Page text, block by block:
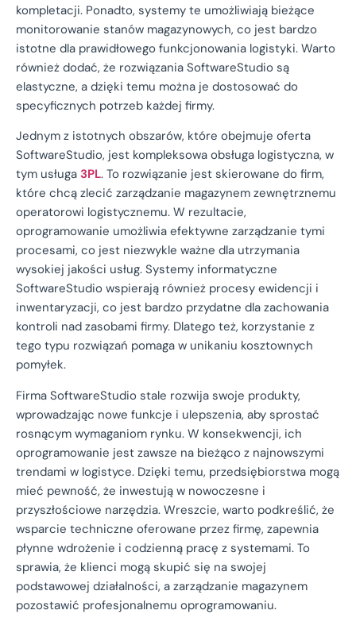
kompletacji. Ponadto, systemy te umożliwiają bieżące
monitorowanie stanów magazynowych, co jest bardzo
istotne dla prawidłowego funkcjonowania logistyki. Warto
również dodać, że rozwiązania SoftwareStudio są
elastyczne, a dzięki temu można je dostosować do
specyficznych potrzeb każdej firmy.
Jednym z istotnych obszarów, które obejmuje oferta
SoftwareStudio, jest kompleksowa obsługa logistyczna, w
tym usługa 3PL. To rozwiązanie jest skierowane do firm,
które chcą zlecić zarządzanie magazynem zewnętrznemu
operatorowi logistycznemu. W rezultacie,
oprogramowanie umożliwia efektywne zarządzanie tymi
procesami, co jest niezwykle ważne dla utrzymania
wysokiej jakości usług. Systemy informatyczne
SoftwareStudio wspierają również procesy ewidencji i
inwentaryzacji, co jest bardzo przydatne dla zachowania
kontroli nad zasobami firmy. Dlatego też, korzystanie z
tego typu rozwiązań pomaga w unikaniu kosztownych
pomyłek.
Firma SoftwareStudio stale rozwija swoje produkty,
wprowadzając nowe funkcje i ulepszenia, aby sprostać
rosnącym wymaganiom rynku. W konsekwencji, ich
oprogramowanie jest zawsze na bieżąco z najnowszymi
trendami w logistyce. Dzięki temu, przedsiębiorstwa mogą
mieć pewność, że inwestują w nowoczesne i
przyszłościowe narzędzia. Wreszcie, warto podkreślić, że
wsparcie techniczne oferowane przez firmę, zapewnia
płynne wdrożenie i codzienną pracę z systemami. To
sprawia, że klienci mogą skupić się na swojej
podstawowej działalności, a zarządzanie magazynem
pozostawić profesjonalnemu oprogramowaniu.